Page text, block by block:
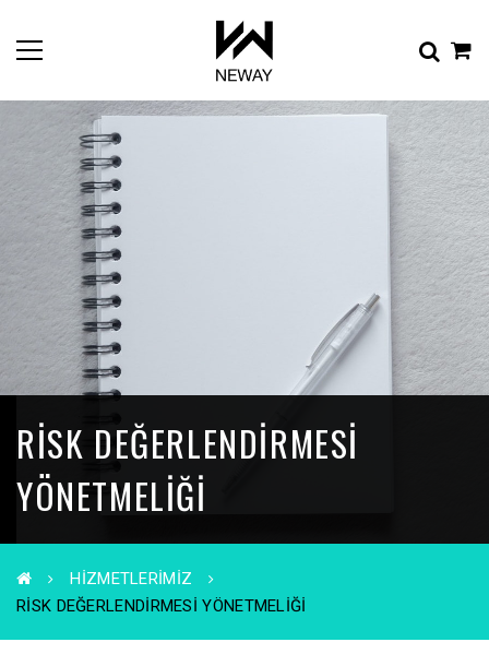
RISK DEĞERLENDIRMESI
YÖNETMELIĞI
HIZMETLERIMIZ
RISK DEĞERLENDIRMESI YÖNETMELIĞI